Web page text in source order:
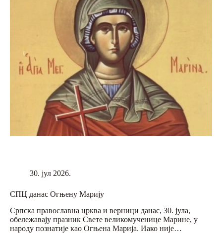
30. јул 2026.
СПЦ данас Огњену Марију
Српска православна црква и верници данас, 30. јула,
обележавају празник Свете великомученице Марине, у
народу познатије као Огњена Марија. Иако није…